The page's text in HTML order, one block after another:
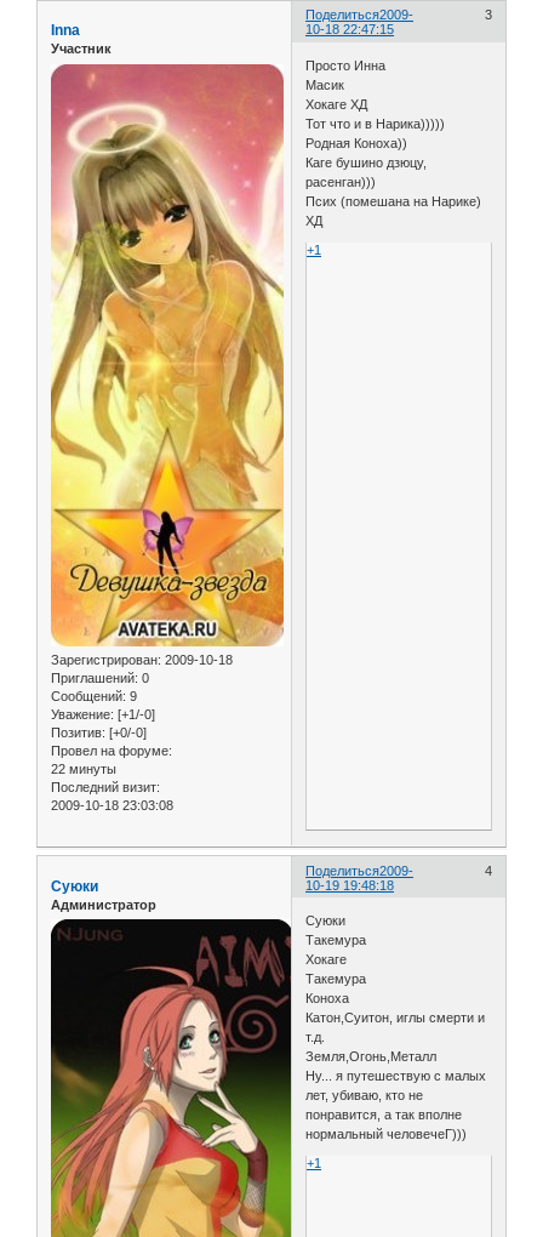
Поделиться 3
2009-
10-18 22:47:15
Inna
Участник
Зарегистрирован: 2009-10-18
Приглашений: 0
Сообщений: 9
Уважение: [+1/-0]
Позитив: [+0/-0]
Провел на форуме:
22 минуты
Последний визит:
2009-10-18 23:03:08
Просто Инна
Масик
Хокаге ХД
Тот что и в Нарика)))))
Родная Коноха))
Каге бушино дзюцу,
расенган)))
Псих (помешана на Нарике)
ХД
+1
Поделиться 4
2009-
10-19 19:48:18
Суюки
Администратор
Суюки
Такемура
Хокаге
Такемура
Коноха
Катон,Суитон, иглы смерти и
т.д.
Земля,Огонь,Металл
Ну... я путешествую с малых
лет, убиваю, кто не
понравится, а так вполне
нормальный человечеГ)))
+1